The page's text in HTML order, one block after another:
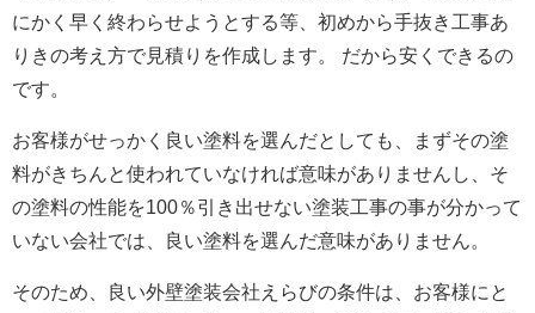
にかく早く終わらせようとする等、初めから手抜き工事あ
りきの考え方で見積りを作成します。 だから安くできるの
です。
お客様がせっかく良い塗料を選んだとしても、まずその塗
料がきちんと使われていなければ意味がありませんし、そ
の塗料の性能を100％引き出せない塗装工事の事が分かって
いない会社では、良い塗料を選んだ意味がありません。
そのため、良い外壁塗装会社えらびの条件は、お客様にと